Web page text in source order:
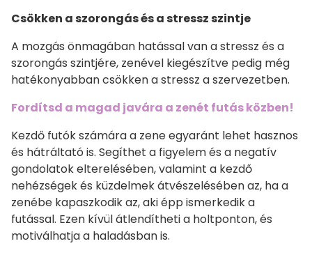
Csökken a szorongás és a stressz szintje
A mozgás önmagában hatással van a stressz és a
szorongás szintjére, zenével kiegészítve pedig még
hatékonyabban csökken a stressz a szervezetben.
Fordítsd a magad javára a zenét futás közben!
Kezdő futók számára a zene egyaránt lehet hasznos
és hátráltató is. Segíthet a figyelem és a negatív
gondolatok elterelésében, valamint a kezdő
nehézségek és küzdelmek átvészelésében az, ha a
zenébe kapaszkodik az, aki épp ismerkedik a
futással. Ezen kívül átlendítheti a holtponton, és
motiválhatja a haladásban is.